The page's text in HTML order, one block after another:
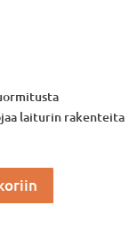
laiturin rakenteita